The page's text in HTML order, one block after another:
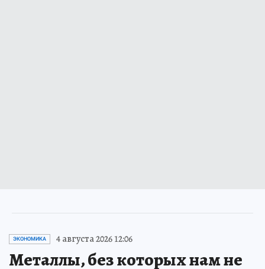
ЭКОНОМИКА 4 августа 2026 12:06
Металлы, без которых нам не